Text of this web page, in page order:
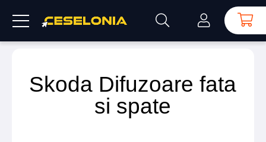
Skoda Difuzoare fata
si spate